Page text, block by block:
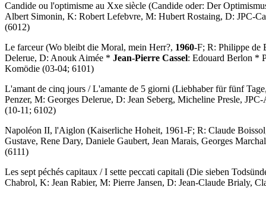
Candide ou l'optimisme au Xxe siècle (Candide oder: Der
Albert Simonin, K: Robert Lefebvre, M: Hubert Rostaing, D: JPC-
(6012)
Le farceur(Wo bleibt die Moral, mein Herr?, 1960-F; R: Philippe de
Delerue, D: Anouk Aimée * Jean-Pierre Cassel: Edouard Berlon *
Komödie (03-04; 6101)
L'amant de cinq jours /L'amante de 5 giorni (Liebhaber für fünf
Penzer, M: Georges Delerue, D: Jean Seberg, Micheline Presle,
(10-11; 6102)
Napoléon II, l'Aiglon (Kaiserliche Hoheit, 1961-F; R: Claude
Gustave, Rene Dary, Daniele Gaubert, Jean Marais, Georges
(6111)
Les sept péchés capitaux /I sette peccati capitali (Die sieben
Chabrol, K: Jean Rabier, M: Pierre Jansen, D: Jean-Claude Brialy,